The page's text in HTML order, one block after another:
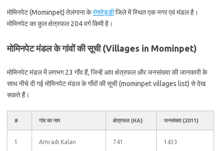
मोमिनपेट (Mominpet) तेलंगाना केरंगारेड्डीजिले में स्थित एक नगर एवं मंडल है।
मोमिनपेट का कुल क्षेत्रफल 204 वर्ग किमी है।
मोमिनपेट मंडल के गांवों की सूची (Villages in Mominpet)
मोमिनपेट मंडल में लगभग 23 गाँव हैं, जिन्हें आप क्षेत्रफल और जनसंख्या की जानकारी के
साथ नीचे दी गई मोमिनपेट मंडल के गाँवों की सूची (mominpet villages list) से देख
सकते हैं।
# गांव का नाम क्षेत्रफल (HA) जनसंख्या (2011)
1 Amradi Kalan 741 1433